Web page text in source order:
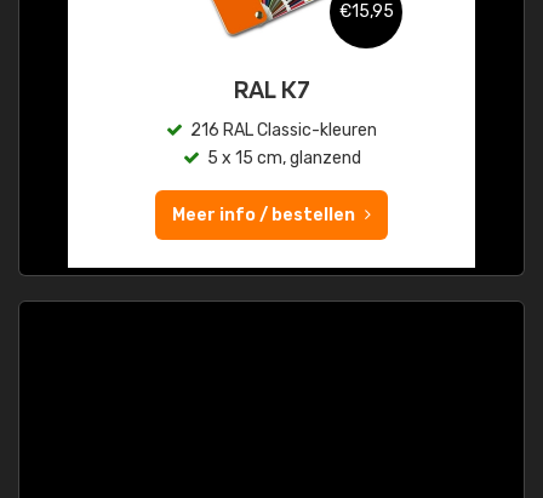
€15,95
RAL K7
216 RAL Classic-kleuren
5 x 15 cm, glanzend
Meer info / bestellen